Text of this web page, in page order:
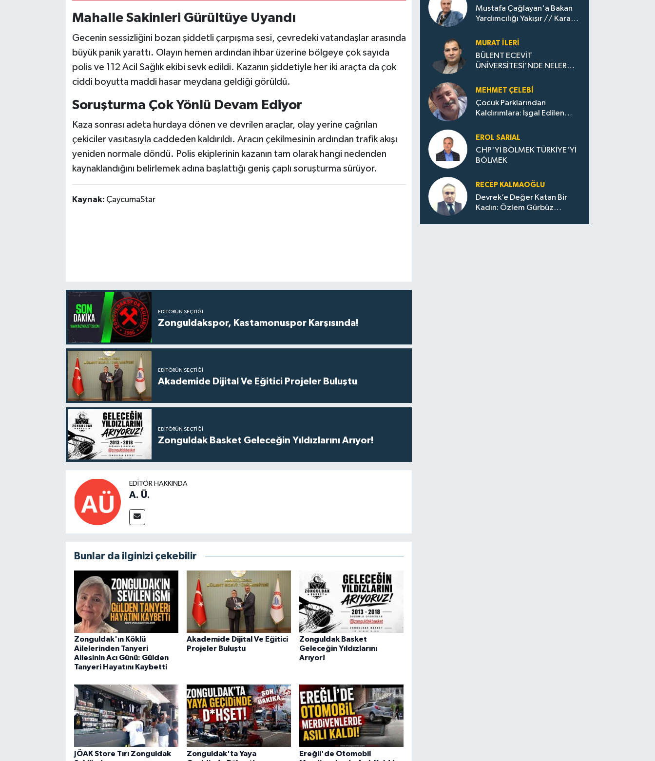
Mahalle Sakinleri Gürültüye Uyandı
Gecenin sessizliğini bozan şiddetli çarpışma sesi, çevredeki vatandaşlar arasında
büyük panik yarattı. Olayın hemen ardından ihbar üzerine bölgeye çok sayıda
polis ve 112 Acil Sağlık ekibi sevk edildi. Kazanın şiddetiyle her iki araçta da çok
ciddi boyutta maddi hasar meydana geldiği görüldü.
Soruşturma Çok Yönlü Devam Ediyor
Kaza sonrası adeta hurdaya dönen ve devrilen araçlar, olay yerine çağrılan
çekiciler vasıtasıyla caddeden kaldırıldı. Aracın çekilmesinin ardından trafik akışı
yeniden normale döndü. Polis ekiplerinin kazanın tam olarak hangi nedenden
kaynaklandığını belirlemek adına başlattığı geniş çaplı soruşturma sürüyor.
Kaynak: ÇaycumaStar
EDITÖRÜN SEÇTIĞI
Zonguldakspor, Kastamonuspor Karşısında!
EDITÖRÜN SEÇTIĞI
Akademide Dijital Ve Eğitici Projeler Buluştu
EDITÖRÜN SEÇTIĞI
Zonguldak Basket Geleceğin Yıldızlarını Arıyor!
EDITÖR HAKKINDA
A. Ü.
Bunlar da ilginizi çekebilir
Zonguldak'ın Köklü
Ailelerinden Tanyeri
Ailesinin Acı Günü: Gülden
Tanyeri Hayatını Kaybetti
Akademide Dijital Ve Eğitici
Projeler Buluştu
Zonguldak Basket
Geleceğin Yıldızlarını
Arıyor!
JÖAK Store Tırı Zonguldak
Zonguldak'ta Yaya
Ereğli'de Otomobil
Mustafa Çağlayan'a Bakan
Yardımcılığı Yakışır // ​Kara
Zonguldak'ın Dönüşümü..
MURAT İLERI
BÜLENT ECEVİT
ÜNİVERSİTESİ'NDE NELER
MEHMET ÇELEBI
Çocuk Parklarından
Kaldırımlara: İşgal Edilen
Evler Çöp Dolu
EROL SARIAL
CHP'Yİ BÖLMEK TÜRKİYE'Yİ
BÖLMEK
RECEP KALMAOĞLU
Devrek’e Değer Katan Bir
Kadın: Özlem Gürbüz